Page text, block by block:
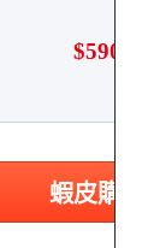
$590
蝦皮購